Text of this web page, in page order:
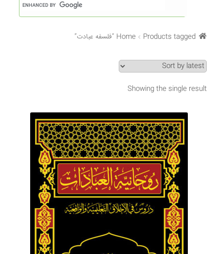
Checkout
My account
Search Results
Shop
برگه نمونه
برگه نمونه
تماس با ما
ثبت شکایات
Home Products tagged “فلسفه عبادت”
Showing the single result